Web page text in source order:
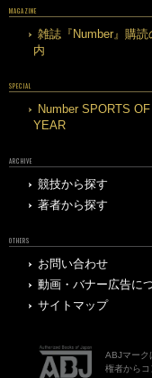
MAGAZINE
雑誌『Number』購読
内
SPECIAL
Number SPORTS
YEAR
ARCHIVE
競技から探す
著者から探す
OTHERS
お問い合わせ
動画・バナー広告に
サイトマップ
ABJマーク
権者から